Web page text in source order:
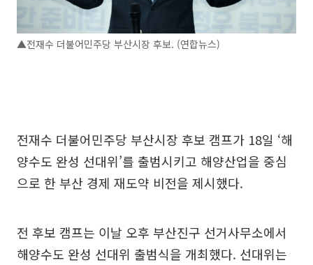
▲전재수 더불어민주당 부산시장 후보. (연합뉴스)
전재수 더불어민주당 부산시장 후보 캠프가 18일 ‘해
양수도 완성 선대위’를 출범시키고 해양산업을 중심
으로 한 부산 경제 재도약 비전을 제시했다.
전 후보 캠프는 이날 오후 부산진구 선거사무소에서
해양수도 완성 선대위 출범식을 개최했다. 선대위는